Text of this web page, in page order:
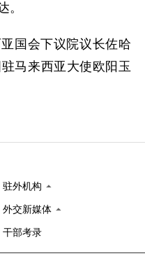
。
国会下议院议长佐哈
马来西亚大使欧阳玉
驻外机构
外交新媒体
干部考录